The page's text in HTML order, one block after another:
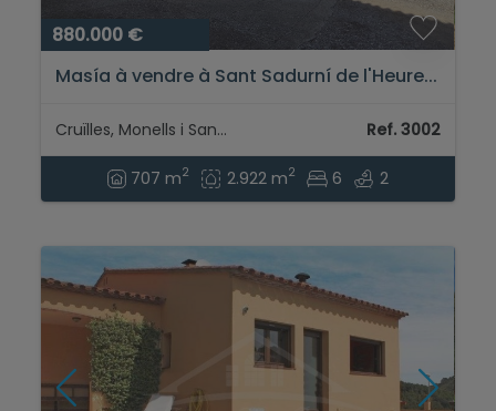
880.000 €
Masía à vendre à Sant Sadurní de l'Heure...
Cruïlles, Monells i Sant Sadurní de l'Heura - Baix Empordà Ref. 3002
707 m2 2.922 m2 6 2